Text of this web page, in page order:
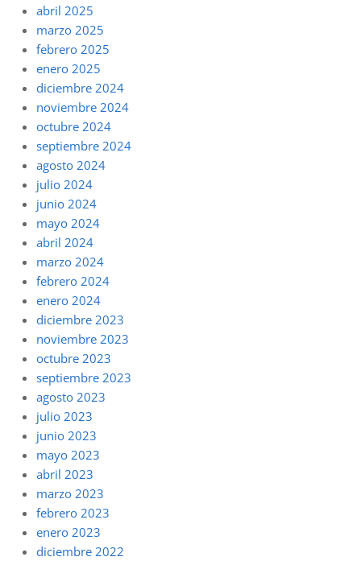
abril 2025
marzo 2025
febrero 2025
enero 2025
diciembre 2024
noviembre 2024
octubre 2024
septiembre 2024
agosto 2024
julio 2024
junio 2024
mayo 2024
abril 2024
marzo 2024
febrero 2024
enero 2024
diciembre 2023
noviembre 2023
octubre 2023
septiembre 2023
agosto 2023
julio 2023
junio 2023
mayo 2023
abril 2023
marzo 2023
febrero 2023
enero 2023
diciembre 2022